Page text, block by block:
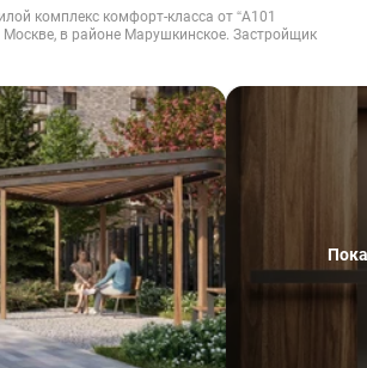
комплекс комфорт-класса от “А101
в районе Марушкинское. Застройщик